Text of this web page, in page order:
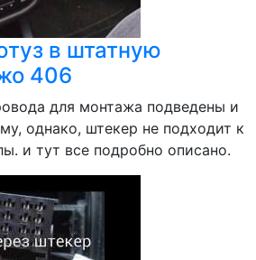
в штатную
406
для монтажа подведены и
однако, штекер не подходит к
и тут все подробно описано.